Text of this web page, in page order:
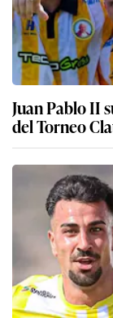
Juan Pablo II
del Torneo